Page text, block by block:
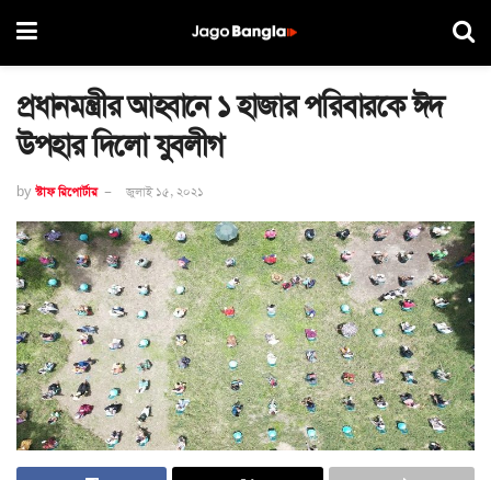
প্রধানমন্ত্রীর আহ্বানে ১ হাজার পরিবারকে ঈদ
উপহার দিলো যুবলীগ
by স্টাফ রিপোর্টার জুলাই ১৫, ২০২১